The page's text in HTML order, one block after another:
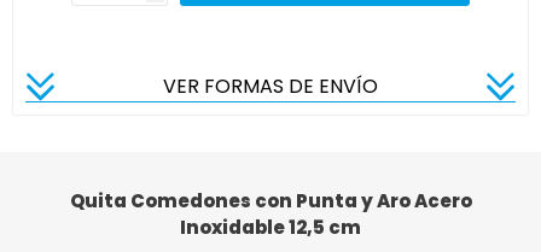
VER FORMAS DE ENVÍO
Quita Comedones con Punta y Aro Acero
Inoxidable 12,5 cm